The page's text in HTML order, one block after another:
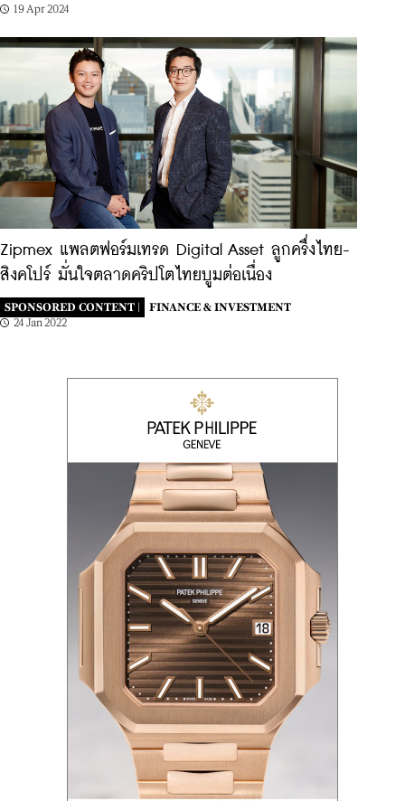
19 Apr 2024
Zipmex แพลตฟอร์มเทรด Digital Asset ลูกครึ่งไทย-
สิงคโปร์ มั่นใจตลาดคริปโตไทยบูมต่อเนื่อง
SPONSORED CONTENT |
FINANCE & INVESTMENT
24 Jan 2022